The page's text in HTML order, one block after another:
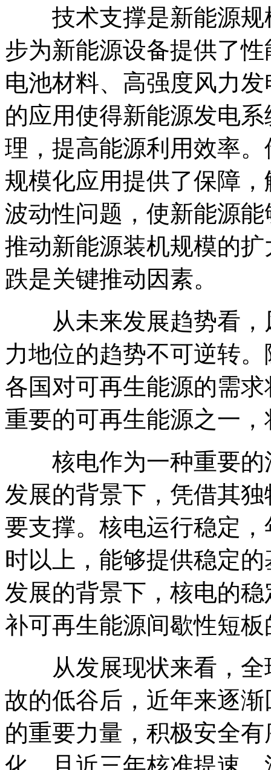
技术支撑是新能源规
步为新能源设备提供了
电池材料、高强度风力
的应用使得新能源发电
理，提高能源利用效率
规模化应用提供了保障
波动性问题，使新能源
推动新能源装机规模的
跌是关键推动因素。
从未来发展趋势看，
力地位的趋势不可逆转
各国对可再生能源的需
重要的可再生能源之一
核电作为一种重要的
发展的背景下，凭借其
要支撑。核电运行稳定
时以上，能够提供稳定
发展的背景下，核电的
补可再生能源间歇性短
从发展现状来看，全
故的低谷后，近年来逐
的重要力量，积极安全